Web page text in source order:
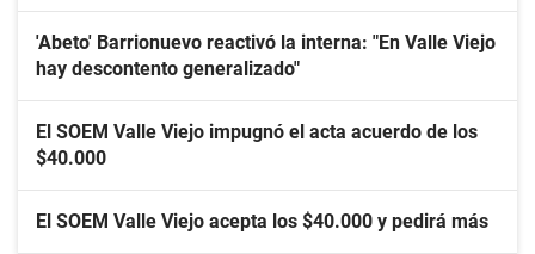
'Abeto' Barrionuevo reactivó la interna: "En Valle Viejo
hay descontento generalizado"
El SOEM Valle Viejo impugnó el acta acuerdo de los
$40.000
El SOEM Valle Viejo acepta los $40.000 y pedirá más